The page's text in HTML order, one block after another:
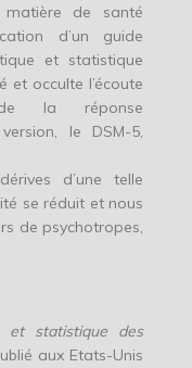
de santé
d’un guide
et statistique
occulte l’écoute
la réponse
le DSM-5,
d’une telle
se réduit et nous
de psychotropes,
et statistique des
aux Etats-Unis